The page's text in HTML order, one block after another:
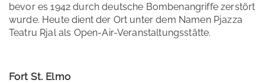
bevor es 1942 durch deutsche Bombenangriffe zerstört
wurde. Heute dient der Ort unter dem Namen Pjazza
Teatru Rjal als Open-Air-Veranstaltungsstätte.
Fort St. Elmo